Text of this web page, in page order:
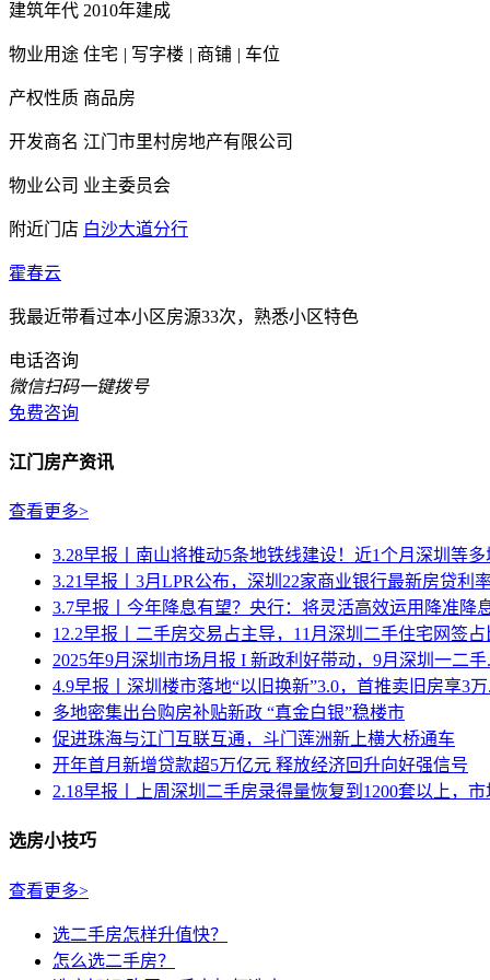
建筑年代 2010年建成
物业用途 住宅 | 写字楼 | 商铺 | 车位
产权性质 商品房
开发商名 江门市里村房地产有限公司
物业公司 业主委员会
附近门店 白沙大道分行
霍春云
我最近带看过本小区房源33次，熟悉小区特色
电话咨询
微信扫码一键拨号
免费咨询
江门房产资讯
查看更多>
3.28早报丨南山将推动5条地铁线建设！近1个月深圳等多
3.21早报丨3月LPR公布，深圳22家商业银行最新房贷利
3.7早报丨今年降息有望？央行：将灵活高效运用降准降
12.2早报丨二手房交易占主导，11月深圳二手住宅网签占
2025年9月深圳市场月报 I 新政利好带动，9月深圳一二手
4.9早报丨深圳楼市落地“以旧换新”3.0，首推卖旧房享3万
多地密集出台购房补贴新政 “真金白银”稳楼市
促进珠海与江门互联互通，斗门莲洲新上横大桥通车
开年首月新增贷款超5万亿元 释放经济回升向好强信号
2.18早报丨上周深圳二手房录得量恢复到1200套以上，市
选房小技巧
查看更多>
选二手房怎样升值快？
怎么选二手房？